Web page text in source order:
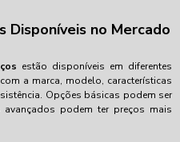
Disponíveis no Mercado
estão disponíveis em diferentes
a marca, modelo, características
Opções básicas podem ser
podem ter preços mais